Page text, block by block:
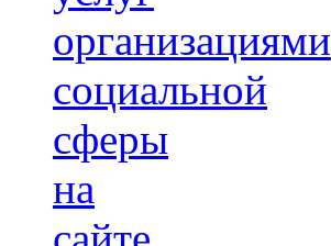
организациями
социальной
сферы
на